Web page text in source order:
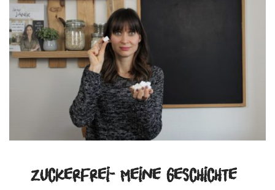
Zuckerfrei- Meine Geschichte